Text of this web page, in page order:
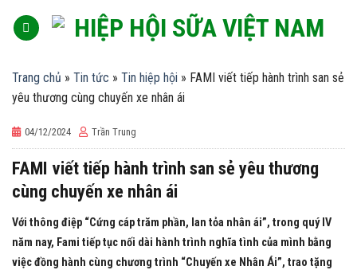
Trang chủ » Tin tức » Tin hiệp hội » FAMI viết tiếp hành trình san sẻ
yêu thương cùng chuyến xe nhân ái
04/12/2024 Trần Trung
FAMI viết tiếp hành trình san sẻ yêu thương
cùng chuyến xe nhân ái
Với thông điệp “Cứng cáp trăm phần, lan tỏa nhân ái”, trong quý IV
năm nay, Fami tiếp tục nối dài hành trình nghĩa tình của mình bằng
việc đồng hành cùng chương trình “Chuyến xe Nhân Ái”, trao tặng